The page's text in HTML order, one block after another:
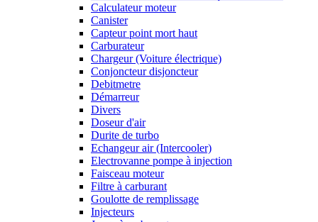
Calculateur moteur
Canister
Capteur point mort haut
Carburateur
Chargeur (Voiture électrique)
Conjoncteur disjoncteur
Debitmetre
Démarreur
Divers
Doseur d'air
Durite de turbo
Echangeur air (Intercooler)
Electrovanne pompe à injection
Faisceau moteur
Filtre à carburant
Goulotte de remplissage
Injecteurs